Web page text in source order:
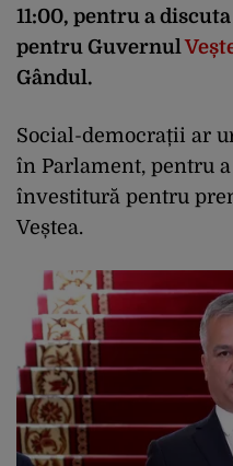
11:00, pentru a
pentru Guvernul
Gândul.
Social-democrații ar
în Parlament, pentru
învestitură pentru
Veștea.